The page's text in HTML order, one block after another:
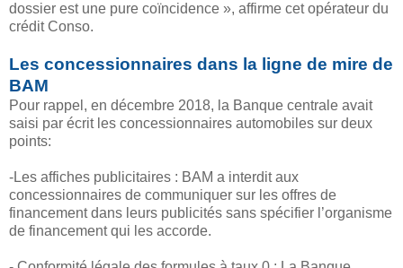
dossier est une pure coïncidence », affirme cet opérateur du
crédit Conso.
Les concessionnaires dans la ligne de mire de
BAM
Pour rappel, en décembre 2018, la Banque centrale avait
saisi par écrit les concessionnaires automobiles sur deux
points:
-Les affiches publicitaires : BAM a interdit aux
concessionnaires de communiquer sur les offres de
financement dans leurs publicités sans spécifier l’organisme
de financement qui les accorde.